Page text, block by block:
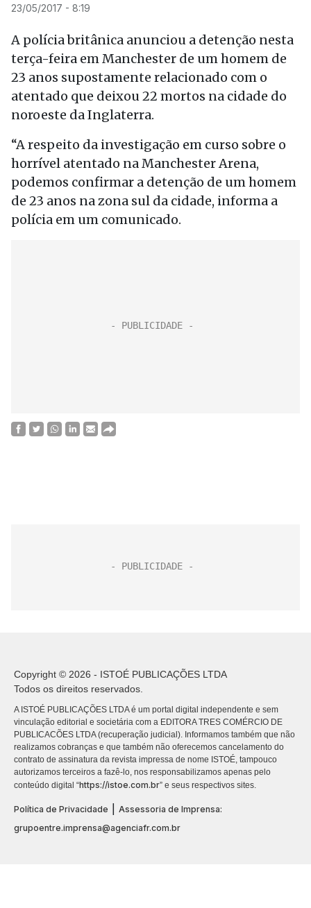
23/05/2017 - 8:19
A polícia britânica anunciou a detenção nesta
terça-feira em Manchester de um homem de
23 anos supostamente relacionado com o
atentado que deixou 22 mortos na cidade do
noroeste da Inglaterra.
“A respeito da investigação em curso sobre o
horrível atentado na Manchester Arena,
podemos confirmar a detenção de um homem
de 23 anos na zona sul da cidade, informa a
polícia em um comunicado.
Copyright © 2026 - ISTOÉ PUBLICAÇÕES LTDA
Todos os direitos reservados.
A ISTOÉ PUBLICAÇÕES LTDA é um portal digital independente e sem
vinculação editorial e societária com a EDITORA TRES COMÉRCIO DE
PUBLICACÕES LTDA (recuperação judicial). Informamos também que não
realizamos cobranças e que também não oferecemos cancelamento do
contrato de assinatura da revista impressa de nome ISTOÉ, tampouco
autorizamos terceiros a fazê-lo, nos responsabilizamos apenas pelo
conteúdo digital “https://istoe.com.br” e seus respectivos sites.
Política de Privacidade
Assessoria de Imprensa:
grupoentre.imprensa@agenciafr.com.br